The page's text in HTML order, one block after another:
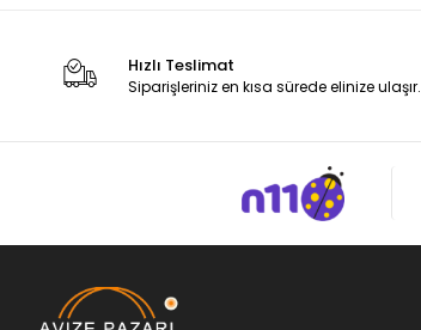
Hızlı Teslimat
Siparişleriniz en kısa sürede elinize ulaşır.